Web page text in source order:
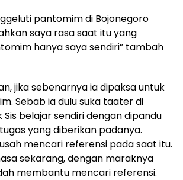
pantomim di Bojonegoro
saya rasa saat itu yang
hanya saya sendiri” tambah
jika sebenarnya ia dipaksa untuk
Sebab ia dulu suka taater di
Sis belajar sendiri dengan dipandu
yang diberikan padanya.
mencari referensi pada saat itu.
sekarang, dengan maraknya
membantu mencari referensi.